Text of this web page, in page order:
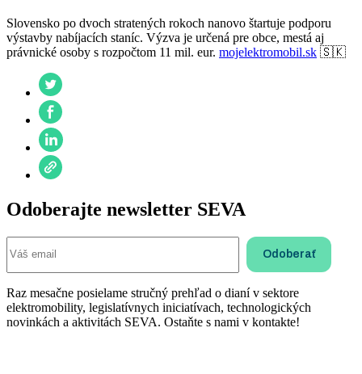
Slovensko po dvoch stratených rokoch nanovo štartuje podporu
výstavby nabíjacích staníc. Výzva je určená pre obce, mestá aj
právnické osoby s rozpočtom 11 mil. eur. mojelektromobil.sk 🇸🇰
Odoberajte newsletter SEVA
Raz mesačne posielame stručný prehľad o dianí v sektore
elektromobility, legislatívnych iniciatívach, technologických
novinkách a aktivitách SEVA. Ostaňte s nami v kontakte!